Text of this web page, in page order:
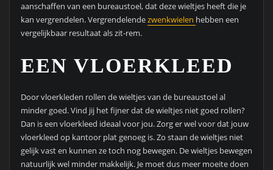
aanschaffen van een bureaustoel, dat deze wieltjes heeft die je
kan vergrendelen. Vergrendelendezwenkwielen hebben een
vergelijkbaar resultaat als zit-rem.
EEN VLOERKLEED
Door vloerkleden rollen de wieltjes van de bureaustoel al
minder goed. Vind jij het fijner dat de wieltjes niet goed rollen?
Dan is een vloerkleed ideaal voor jou. Zorg er wel voor dat jouw
vloerkleed op kantoor plat genoeg is. Zo staan de wieltjes niet
gelijk vast en kunnen ze toch nog bewegen. De wieltjes bewegen
natuurlijk wel minder makkelijk. Je moet dus meer moeite doen